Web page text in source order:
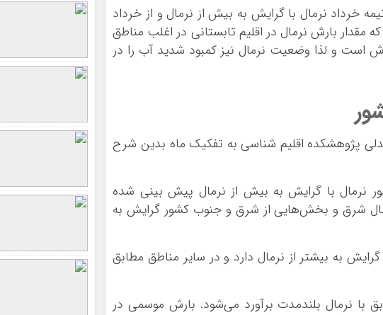
خرداد نرمال با گرایش به بیش از نرمال و از خرداد
بارش نرمال در اقلیم تابستانی در اغلب مناطق
است و لذا وضعیت نرمال نیز کمبود شدید آب را در
پژوهشکده اقلیم شناسی به تفکیک ماه بدین شرح
۱۴۰۵: میانگین بارش کشور نرمال با گرایش به بیش از نرمال پیش بینی شده
شرق و بخش‌هایی از شرق و جنوب کشور گرایش به
در شمالغرب گرایش به بیشتر از نرمال دارد و در سایر مناطق مطابق
بارش کشور مطابق با نرمال بلندمدت برآورد می‌شود. بارش موسمی در